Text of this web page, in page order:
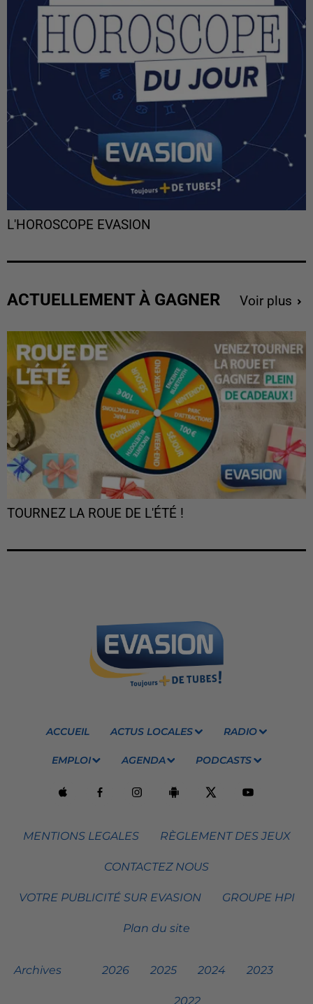
L'HOROSCOPE EVASION
ACTUELLEMENT À GAGNER Voir plus
TOURNEZ LA ROUE DE L'ÉTÉ !
ACCUEIL ACTUS LOCALES RADIO
EMPLOI AGENDA PODCASTS
MENTIONS LEGALES RÈGLEMENT DES JEUX
CONTACTEZ NOUS
VOTRE PUBLICITÉ SUR EVASION GROUPE HPI
Plan du site
Archives 2026 2025 2024 2023
2022